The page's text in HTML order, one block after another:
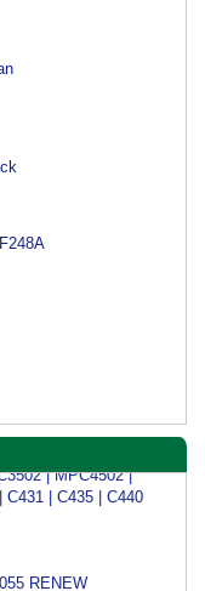
| C4504 | C6004
| MPC4502 |
| C435 | C440